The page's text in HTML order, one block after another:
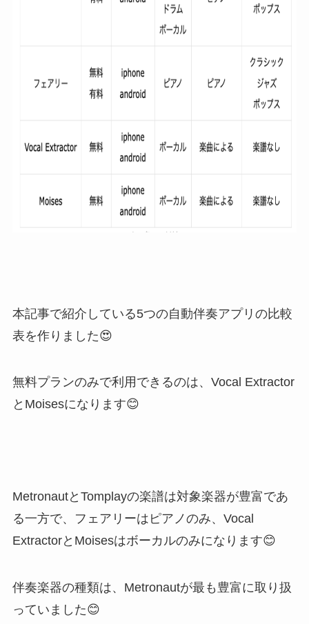
本記事で紹介している5つの自動伴奏アプリの比較
表を作りました😍
無料プランのみで利用できるのは、Vocal Extractor
とMoisesになります😊
MetronautとTomplayの楽譜は対象楽器が豊富であ
る一方で、フェアリーはピアノのみ、Vocal
ExtractorとMoisesはボーカルのみになります😊
伴奏楽器の種類は、Metronautが最も豊富に取り扱
っていました😊